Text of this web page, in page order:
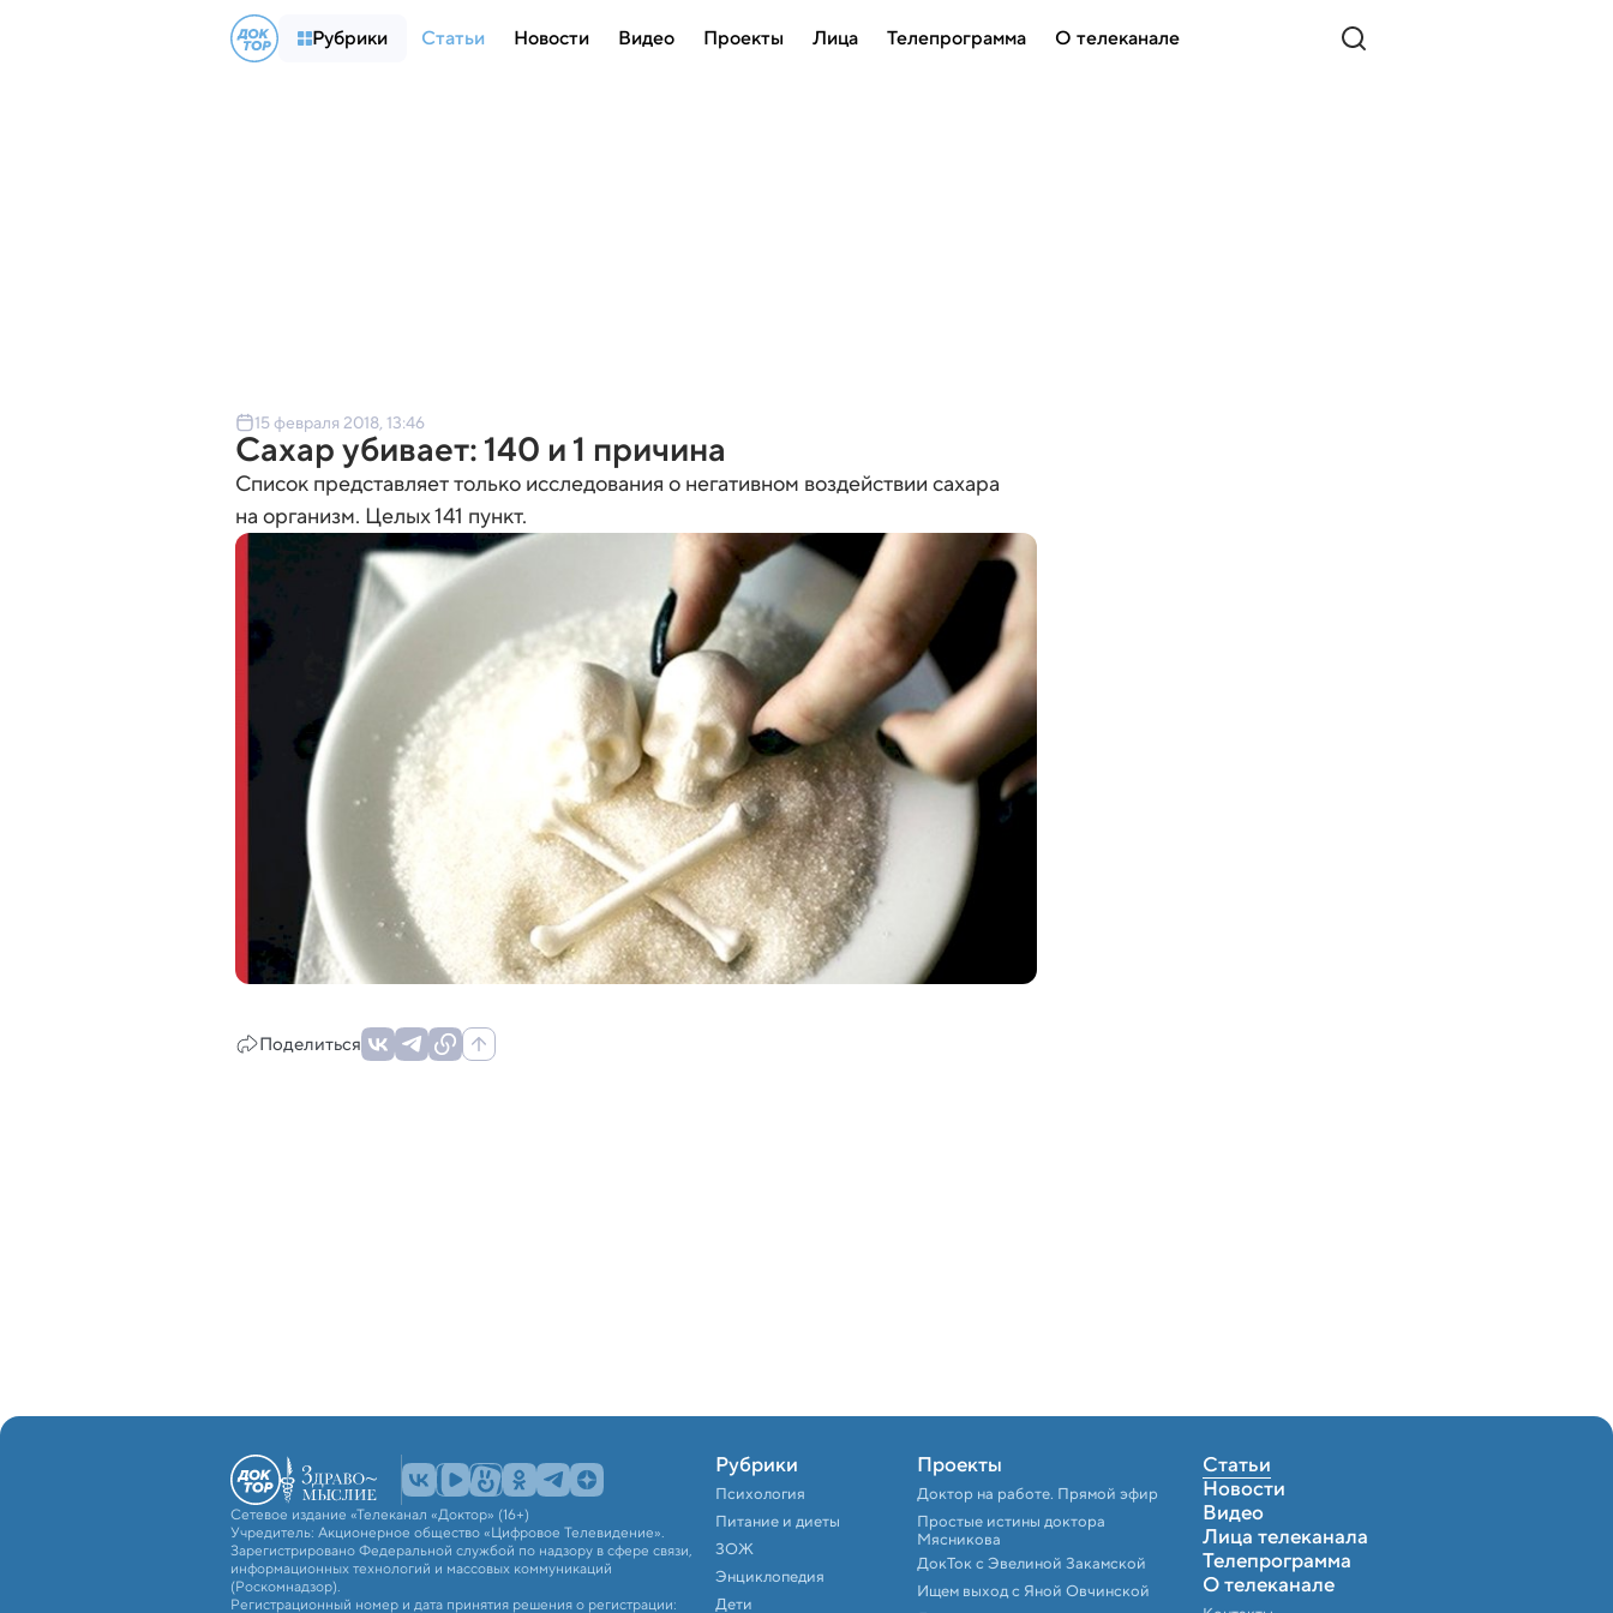
Рубрики Статьи Новости Видео Проекты Лица Телепрограмма О телеканале
15 февраля 2018, 13:46
Сахар убивает: 140 и 1 причина
Список представляет только исследования о негативном воздействии сахара
на организм. Целых 141 пункт.
Поделиться
Сетевое издание «Телеканал «Доктор» (16+)
Учредитель: Акционерное общество «Цифровое Телевидение».
Зарегистрировано Федеральной службой по надзору в сфере связи,
информационных технологий и массовых коммуникаций
(Роскомнадзор).
Регистрационный номер и дата принятия решения о регистрации:
Рубрики
Психология
Питание и диеты
ЗОЖ
Энциклопедия
Дети
Проекты
Доктор на работе. Прямой эфир
Простые истины доктора
Мясникова
ДокТок с Эвелиной Закамской
Ищем выход с Яной Овчинской
Статьи
Новости
Видео
Лица телеканала
Телепрограмма
О телеканале